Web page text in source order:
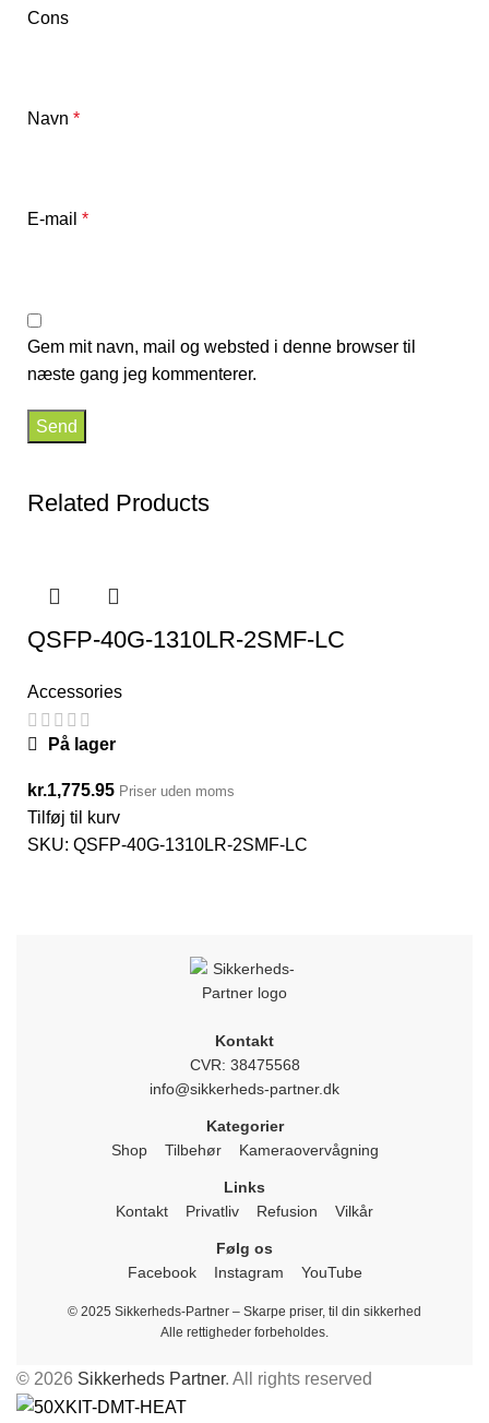
Cons
Navn *
E-mail *
Gem mit navn, mail og websted i denne browser til
næste gang jeg kommenterer.
Related Products
QSFP-40G-1310LR-2SMF-LC
Accessories
På lager
kr.1,775.95 Priser uden moms
Tilføj til kurv
SKU: QSFP-40G-1310LR-2SMF-LC
Kontakt
CVR: 38475568
info@sikkerheds-partner.dk
Kategorier
Shop
Tilbehør Kameraovervågning
Links
Kontakt
Privatliv Refusion Vilkår
Følg os
Facebook
Instagram YouTube
© 2025 Sikkerheds-Partner – Skarpe priser, til din sikkerhed
Alle rettigheder forbeholdes.
© 2026 Sikkerheds Partner. All rights reserved